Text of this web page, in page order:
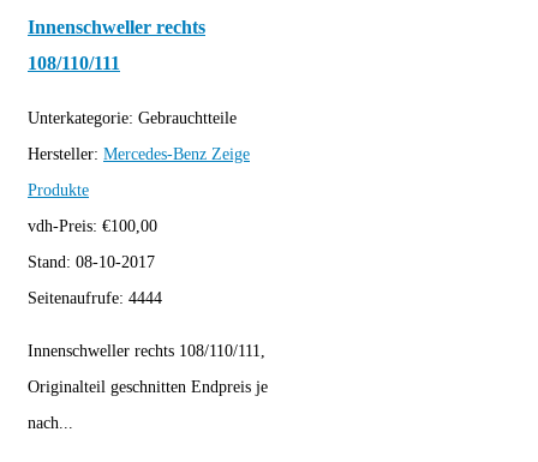
Innenschweller rechts
108/110/111
Unterkategorie: Gebrauchtteile
Hersteller: Mercedes-Benz Zeige
Produkte
vdh-Preis: €100,00
Stand: 08-10-2017
Seitenaufrufe: 4444
Innenschweller rechts 108/110/111,
Originalteil geschnitten Endpreis je
nach...